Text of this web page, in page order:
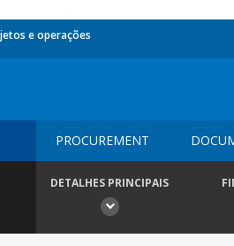
e operações
PROCUREMENT
DETALHES PRINCIPAIS